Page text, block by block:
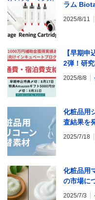
ラム
2025/8/11
【早期
2弾！研
ログラム
2025/8/8
化粧品用
査結果を
2025/7/18
化粧品用
の市場に
2025/7/3